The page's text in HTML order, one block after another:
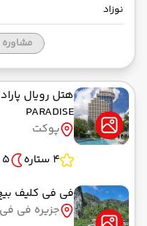
نوزاد
مشاوره
هتل رویال
PARADISE
پوکت
4 ستاره
5 شب
فی فی کلیف
جزیره فی فی